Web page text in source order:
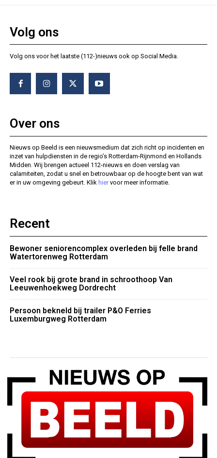
Volg ons
Volg ons voor het laatste (112-)nieuws ook op Social Media.
Over ons
Nieuws op Beeld is een nieuwsmedium dat zich richt op incidenten en
inzet van hulpdiensten in de regio’s Rotterdam-Rijnmond en Hollands
Midden. Wij brengen actueel 112-nieuws en doen verslag van
calamiteiten, zodat u snel en betrouwbaar op de hoogte bent van wat
er in uw omgeving gebeurt. Klik hiervoor meer informatie.
Recent
Bewoner seniorencomplex overleden bij felle brand
Watertorenweg Rotterdam
Veel rook bij grote brand in schroothoop Van
Leeuwenhoekweg Dordrecht
Persoon bekneld bij trailer P&O Ferries
Luxemburgweg Rotterdam